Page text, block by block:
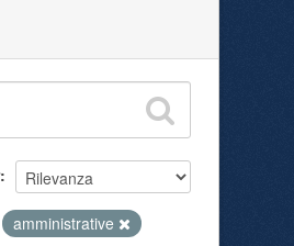
amministrative